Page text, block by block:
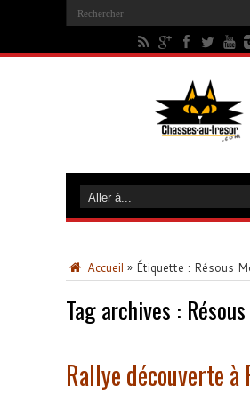
Accueil » Étiquette : Résous
Tag archives :
Rallye découverte à